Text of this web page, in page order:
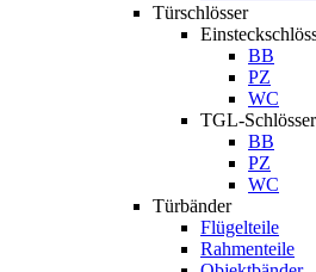
Türschlösser
BB
PZ
WC
TGL-Schlösser
BB
PZ
WC
Türbänder
Flügelteile
Rahmenteile